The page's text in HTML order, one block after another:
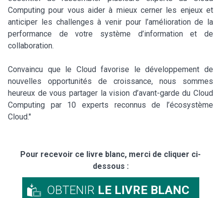
Computing pour vous aider à mieux cerner les enjeux et
anticiper les challenges à venir pour l’amélioration de la
performance de votre système d’information et de
collaboration.
Convaincu que le Cloud favorise le développement de
nouvelles opportunités de croissance, nous sommes
heureux de vous partager la vision d’avant-garde du Cloud
Computing par 10 experts reconnus de l’écosystème
Cloud."
Pour recevoir ce livre blanc, merci de cliquer ci-
dessous :
OBTENIR LE LIVRE BLANC